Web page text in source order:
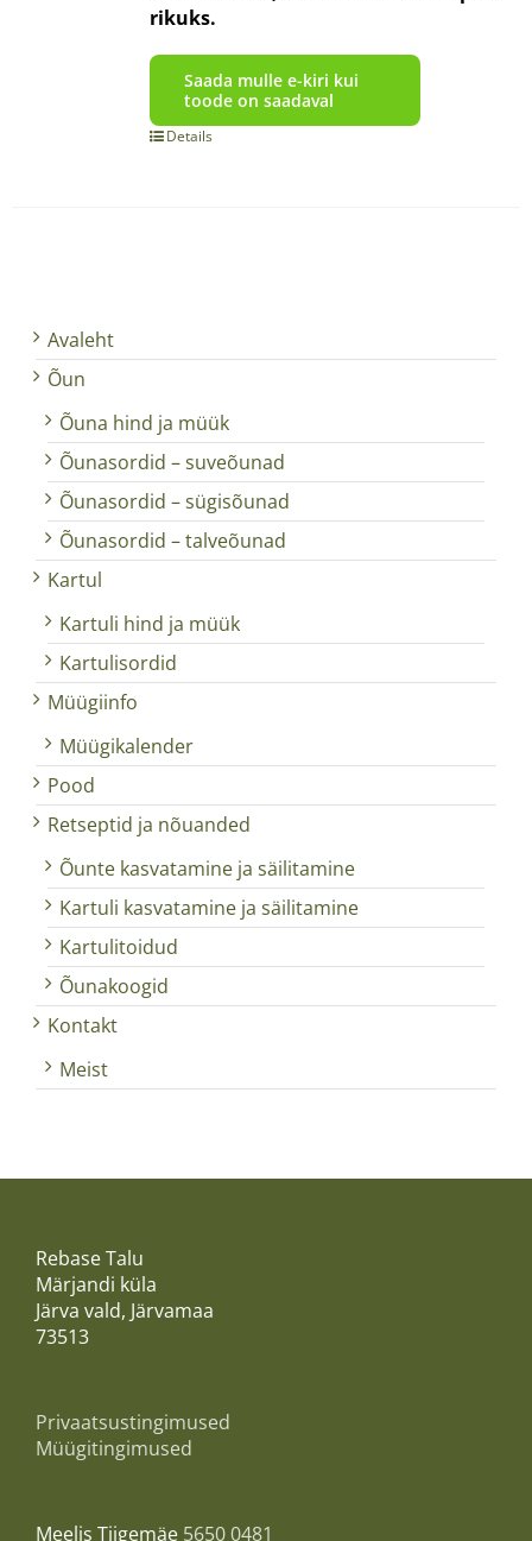
rikuks.
Saada mulle e-kiri kui
toode on saadaval
Details
Avaleht
Õun
Õuna hind ja müük
Õunasordid – suveõunad
Õunasordid – sügisõunad
Õunasordid – talveõunad
Kartul
Kartuli hind ja müük
Kartulisordid
Müügiinfo
Müügikalender
Pood
Retseptid ja nõuanded
Õunte kasvatamine ja säilitamine
Kartuli kasvatamine ja säilitamine
Kartulitoidud
Õunakoogid
Kontakt
Meist
Rebase Talu
Märjandi küla
Järva vald, Järvamaa
73513
Privaatsustingimused
Müügitingimused
Meelis Tiigemäe 5650 0481